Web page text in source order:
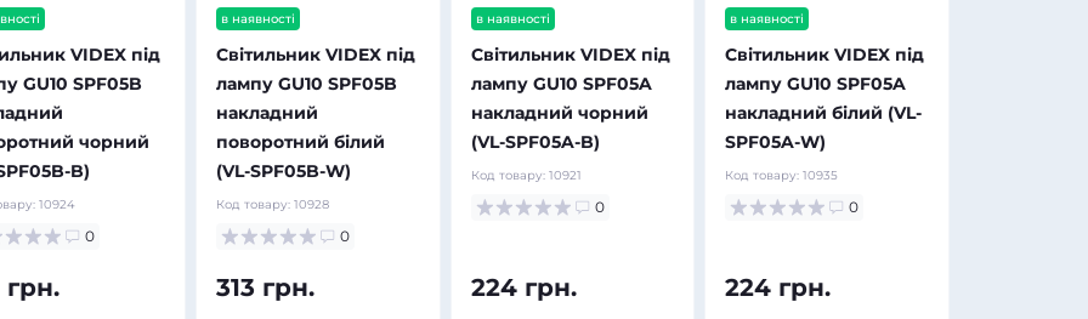
Вибрати Вибрати
VIDEX під
GU10 SPF05B
чорний
B)
10924
0
грн.
в наявності
Світильник VIDEX під
лампу GU10 SPF05B
накладний
поворотний білий
(VL-SPF05B-W)
Код товару: 10928
0
313 грн.
в наявності
Світильник VIDEX під
лампу GU10 SPF05A
накладний чорний
(VL-SPF05A-B)
Код товару: 10921
0
224 грн.
в наявності
Світильник VIDEX під
лампу GU10 SPF05A
накладний білий (VL-
SPF05A-W)
Код товару:10935
0
224 грн.